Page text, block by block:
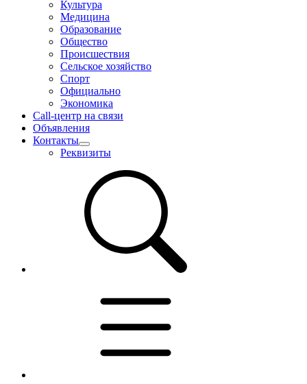
Культура
Медицина
Образование
Общество
Происшествия
Сельское хозяйство
Спорт
Официально
Экономика
Call-центр на связи
Объявления
Контакты
Реквизиты